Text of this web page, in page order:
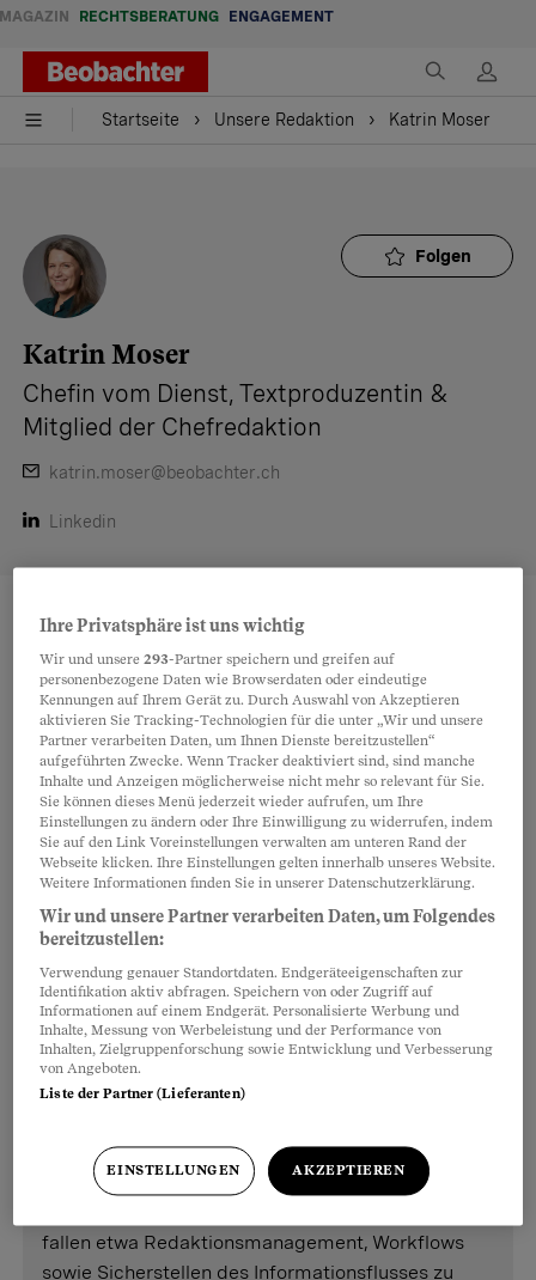
MAGAZIN RECHTSBERATUNG ENGAGEMENT
Startseite Unsere Redaktion Katrin Moser
Folgen
Katrin Moser
Chefin vom Dienst, Textproduzentin &
Mitglied der Chefredaktion
katrin.moser@beobachter.ch
Linkedin
Ich bin mit Herz und Seele Textproduzentin, seit
ich diese Arbeit 1998 als Freelancerin bei der
«Sonntagszeitung» kennenlernte.
Sie mögen sich vielleicht fragen, was eine
Textproduzentin macht. Nun, ich schreibe zum
Beispiel den Titel oder den Lead eines Beitrags –
und versuche so, Sie auf den Text neugierig zu
machen. Anders gesagt: Ich schreibe die grossen
Buchstaben, um Ihr Interesse für die kleinen
Buchstaben zu wecken. Ausserdem achte ich
darauf, dass alle den Beitrag verstehen – auch
jene, die sich noch nie mit dem Thema
auseinandergesetzt haben.
umfasst allerlei technische und organisatorische
Arbeiten, deren wichtigstes Ziel letztlich die
fallen etwa Redaktionsmanagement, Workflows
sowie Sicherstellen des Informationsflusses zu
Ihre Privatsphäre ist uns wichtig
Wir und unsere293-Partner speichern und greifen auf
personenbezogene Daten wie Browserdaten oder eindeutige
Kennungen auf Ihrem Gerät zu. Durch Auswahl von Akzeptieren
aktivieren Sie Tracking-Technologien für die unter „Wir und unsere
Partner verarbeiten Daten, um Ihnen Dienste bereitzustellen“
aufgeführten Zwecke. Wenn Tracker deaktiviert sind, sind manche
Inhalte und Anzeigen möglicherweise nicht mehr so relevant für Sie.
Sie können dieses Menü jederzeit wieder aufrufen, um Ihre
Einstellungen zu ändern oder Ihre Einwilligung zu widerrufen, indem
Sie auf den Link Voreinstellungen verwalten am unteren Rand der
Webseite klicken. Ihre Einstellungen gelten innerhalb unseres Website.
Weitere Informationen finden Sie in unserer Datenschutzerklärung.
Wir und unsere Partner verarbeiten Daten, um Folgendes
bereitzustellen:
Verwendung genauer Standortdaten. Endgeräteeigenschaften zur
Identifikation aktiv abfragen. Speichern von oder Zugriff auf
Informationen auf einem Endgerät. Personalisierte Werbung und
Inhalte, Messung von Werbeleistung und der Performance von
Inhalten, Zielgruppenforschung sowie Entwicklung und Verbesserung
von Angeboten.
Liste der Partner (Lieferanten)
EINSTELLUNGEN AKZEPTIEREN